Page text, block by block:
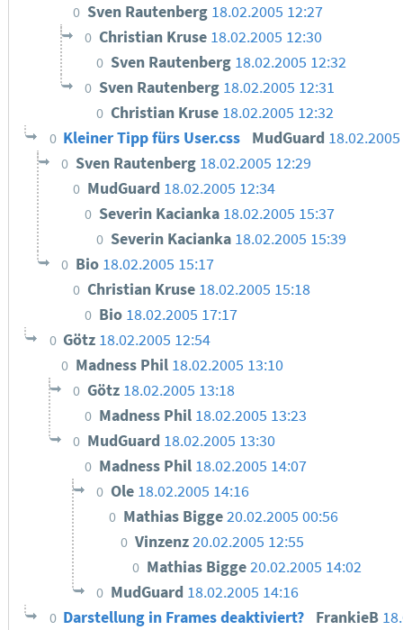
0 Sven Rautenberg 18.02.2005 12:27
0 Christian Kruse 18.02.2005 12:30
0 Sven Rautenberg 18.02.2005 12:32
0 Sven Rautenberg 18.02.2005 12:31
0 Christian Kruse 18.02.2005 12:32
0 Kleiner Tipp fürs User.css MudGuard
0 Sven Rautenberg 18.02.2005 12:29
0 MudGuard 18.02.2005 12:34
0 Severin Kacianka 18.02.2005 15:37
0 Severin Kacianka 18.02.2005 15:39
0 Bio 18.02.2005 15:17
0 Christian Kruse 18.02.2005 15:18
0 Bio 18.02.2005 17:17
0 Götz 18.02.2005 12:54
0 Madness Phil 18.02.2005 13:10
0 Götz 18.02.2005 13:18
0 Madness Phil 18.02.2005 13:23
0 MudGuard 18.02.2005 13:30
0 Madness Phil 18.02.2005 14:07
0 Ole 18.02.2005 14:16
0 Mathias Bigge20.02.2005 00:56
0 Vinzenz20.02.2005 12:55
0 Mathias Bigge20.02.2005 14:02
0 MudGuard 18.02.2005 14:16
0 Darstellung in Frames deaktiviert? FrankieB